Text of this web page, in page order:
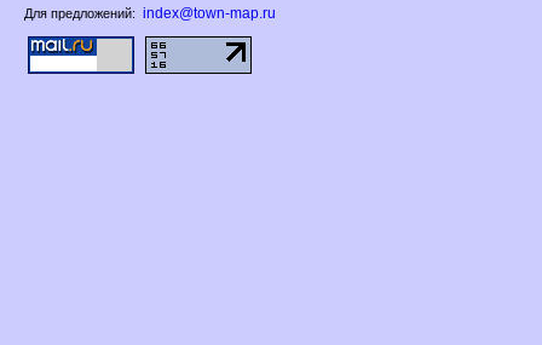
Для предложений: index@town-map.ru